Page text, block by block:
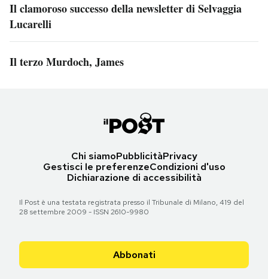
Il clamoroso successo della newsletter di Selvaggia
Lucarelli
Il terzo Murdoch, James
Chi siamoPubblicitàPrivacy
Gestisci le preferenzeCondizioni d'uso
Dichiarazione di accessibilità
Il Post è una testata registrata presso il Tribunale di Milano, 419 del
28 settembre 2009 - ISSN 2610-9980
Abbonati